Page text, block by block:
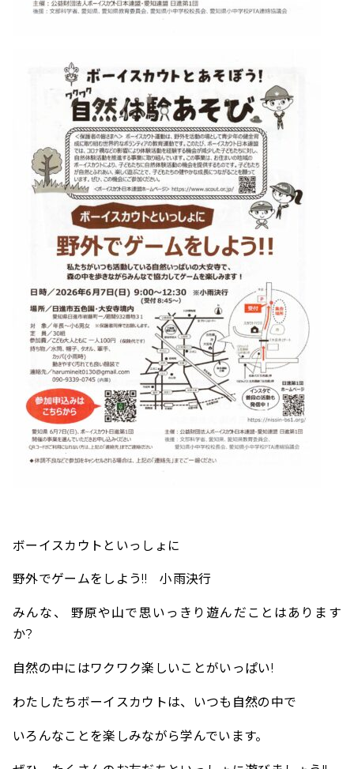
ボーイスカウトといっしょに
野外でゲームをしよう!! 小雨決行
みんな、 野原や山で思いっきり遊んだことはあります
か?
自然の中にはワクワク楽しいことがいっぱい!
わたしたちボーイスカウトは、いつも自然の中で
いろんなことを楽しみながら学んでいます。